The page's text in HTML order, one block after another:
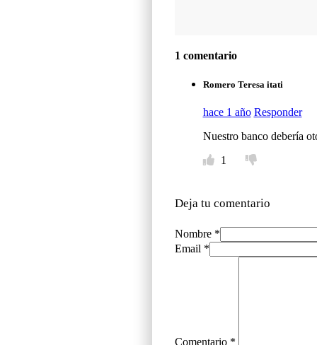
1 comentario
Romero Teresa itati
hace 1 año Responder
Nuestro banco debería
1
Deja tu comentario
Nombre *
Email *
Comentario *